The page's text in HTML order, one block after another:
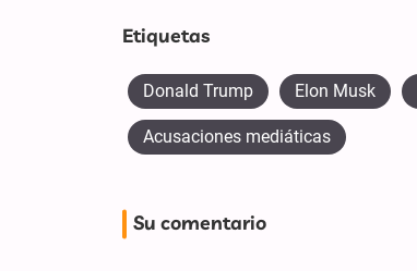
Etiquetas
Donald Trump Elon Musk
Acusaciones mediáticas
Su comentario